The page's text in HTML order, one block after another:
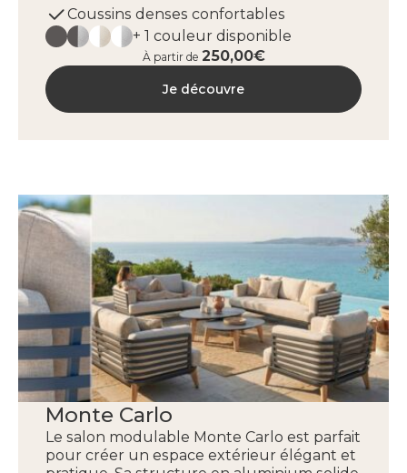
Coussins denses confortables
+ 1 couleur disponible
À partir de 250,00€
Je découvre
Monte Carlo
Le salon modulable Monte Carlo est parfait
pour créer un espace extérieur élégant et